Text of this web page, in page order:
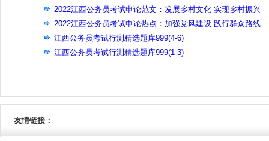
2022江西公务员考试申论范文：发展乡村文化 实现乡村振兴
2022江西公务员考试申论热点：加强党风建设 践行群众路线
江西公务员考试行测精选题库999(4-6)
江西公务员考试行测精选题库999(1-3)
友情链接：